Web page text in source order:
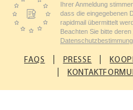
Ihrer Anmeldung
dass die eingegebenen
rapidmail übermittelt
Beachten Sie bitte deren
FAQS PRESSE